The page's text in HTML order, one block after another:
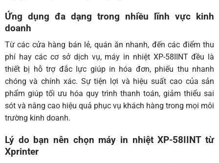
Ứng dụng đa dạng trong nhiều lĩnh vực kinh
doanh
Từ các cửa hàng bán lẻ, quán ăn nhanh, đến các điểm thu
phí hay các cơ sở dịch vụ, máy in nhiệt XP-58IINT đều là
thiết bị hỗ trợ đắc lực giúp in hóa đơn, phiếu thu nhanh
chóng và chính xác. Sự tiện lợi và hiệu suất cao của sản
phẩm giúp tối ưu hóa quy trình thanh toán, giảm thiểu sai
sót và nâng cao hiệu quả phục vụ khách hàng trong mọi môi
trường kinh doanh.
Lý do bạn nên chọn máy in nhiệt XP-58IINT từ
Xprinter